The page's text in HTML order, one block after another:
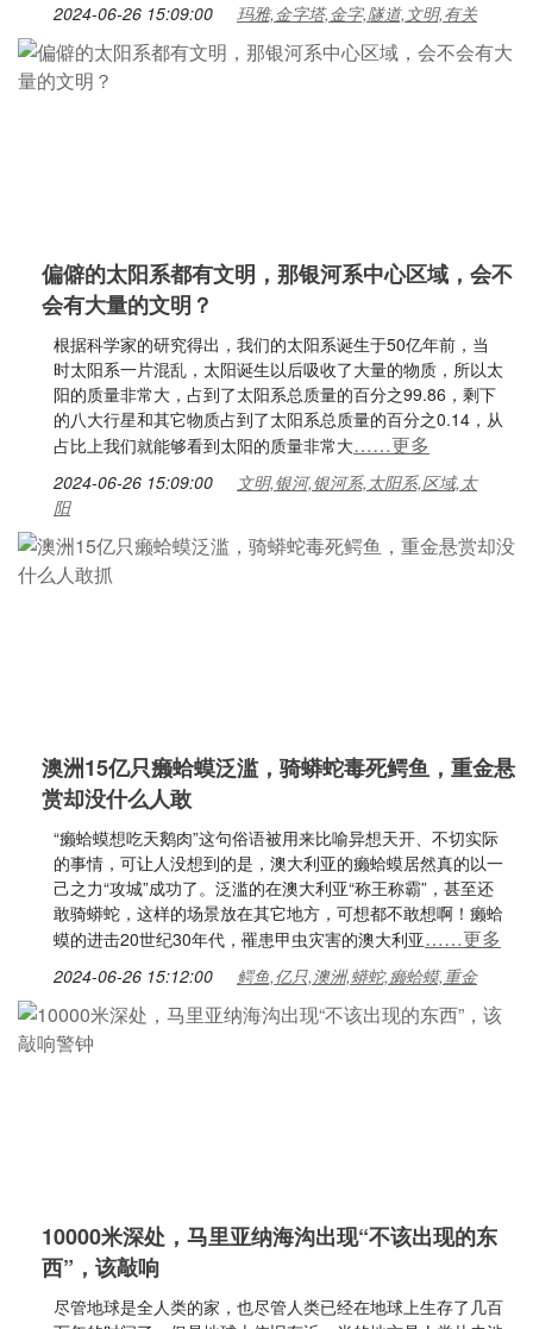
2024-06-26 15:09:00 玛雅,金字塔,金字,隧道,文明,有关
偏僻的太阳系都有文明，那银河系中心区域，会不
会有大量的文明？
根据科学家的研究得出，我们的太阳系诞生于50亿年前，当
时太阳系一片混乱，太阳诞生以后吸收了大量的物质，所以太
阳的质量非常大，占到了太阳系总质量的百分之99.86，剩下
的八大行星和其它物质占到了太阳系总质量的百分之0.14，从
占比上我们就能够看到太阳的质量非常大……更多
2024-06-26 15:09:00
文明,银河,银河系,太阳系,区域,太
阳
澳洲15亿只癞蛤蟆泛滥，骑蟒蛇毒死鳄鱼，重金悬
赏却没什么人敢
“癞蛤蟆想吃天鹅肉”这句俗语被用来比喻异想天开、不切实际
的事情，可让人没想到的是，澳大利亚的癞蛤蟆居然真的以一
己之力“攻城”成功了。泛滥的在澳大利亚“称王称霸”，甚至还
敢骑蟒蛇，这样的场景放在其它地方，可想都不敢想啊！癞蛤
蟆的进击20世纪30年代，罹患甲虫灾害的澳大利亚……更多
2024-06-26 15:12:00 鳄鱼,亿只,澳洲,蟒蛇,癞蛤蟆,重金
10000米深处，马里亚纳海沟出现“不该出现的东
西”，该敲响
尽管地球是全人类的家，也尽管人类已经在地球上生存了几百